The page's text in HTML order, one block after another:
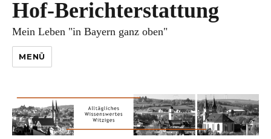
Hof-Berichterstattung
Mein Leben "in Bayern ganz oben"
MENÜ